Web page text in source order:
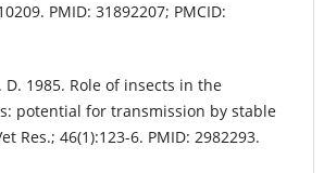
PMID: 31892207; PMCID:
D. 1985. Role of insects in the
potential for transmission by stable
Res.; 46(1):123-6. PMID: 2982293.